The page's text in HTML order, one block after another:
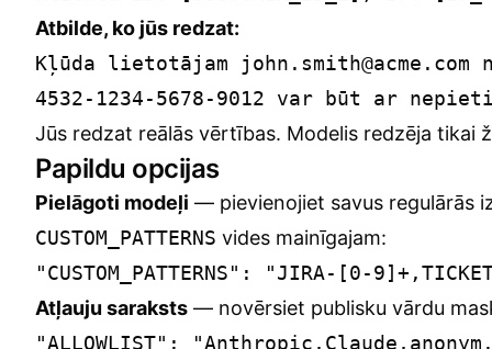
Atbilde, ko jūs redzat:
Kļūda lietotājam
Jūs redzat reālās vērtības. Modelis redzēja tikai
Papildu opcijas
Pielāgoti modeļi — pievienojiet savus regulārās
CUSTOM_PATTERNS vides mainīgajam:
Atļauju saraksts — novērsiet publisku vārdu